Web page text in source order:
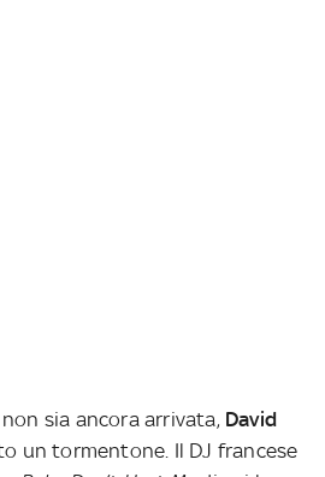
sia ancora arrivata, David
un tormentone. Il DJ francese